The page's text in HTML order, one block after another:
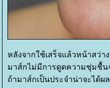
หลังจากใช้เสร็จแล้วหน้าสว่า
มาส์กไม่มีการดูดความชุ่มชื้น
ถ้ามาส์กเป็นประจำน่าจะได้